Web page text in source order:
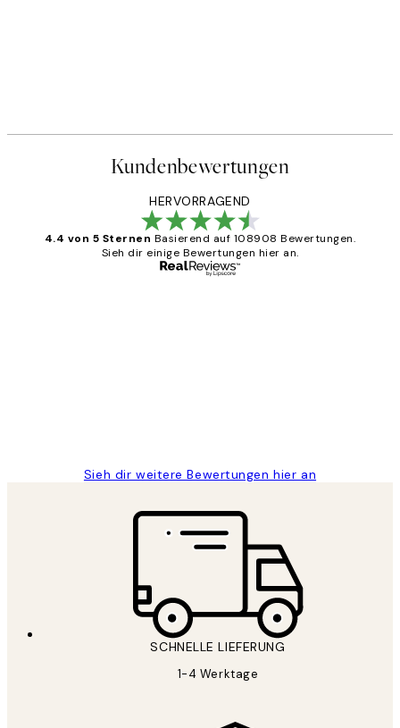
Kundenbewertungen
HERVORRAGEND
4.4 von 5 Sternen Basierend auf 108908 Bewertungen.
Sieh dir einige Bewertungen hier an.
Sieh dir weitere Bewertungen hier an
SCHNELLE LIEFERUNG
1-4 Werktage